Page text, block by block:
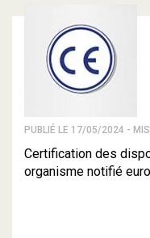
PUBLIÉ LE 17/05/2024 -
Certification des
organisme notifié